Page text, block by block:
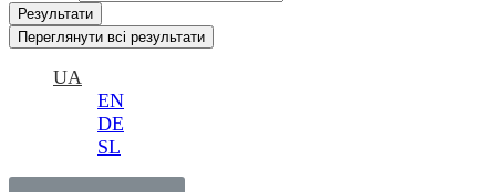
Результати
Переглянути всі результати
UA
EN
DE
SL